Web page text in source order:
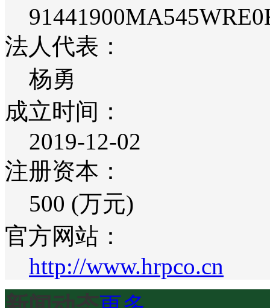
法人代表：
杨勇
成立时间：
2019-12-02
注册资本：
500 (万元)
官方网站：
http://www.hrpco.cn